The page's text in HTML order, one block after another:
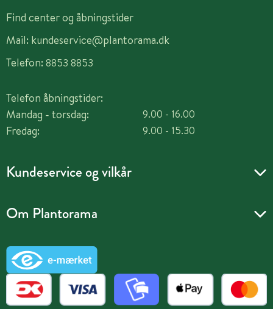
Find center og åbningstider
Mail: kundeservice@plantorama.dk
Telefon: 8853 8853
Telefon åbningstider:
Mandag - torsdag:
Fredag:
9.00 - 16.00
9.00 - 15.30
Kundeservice og vilkår
Om Plantorama